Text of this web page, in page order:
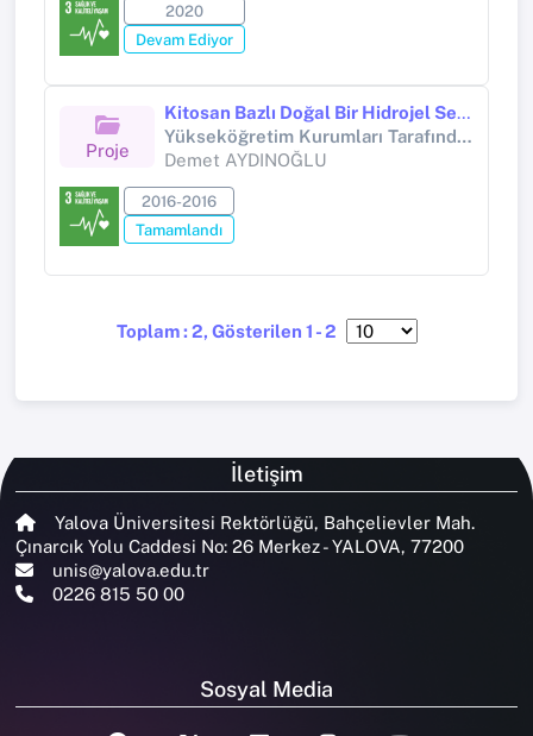
2020
Devam Ediyor
Proje
Kitosan Bazlı Doğal Bir Hidrojel Sentezi ve İlaç Salınımı Uygulamalarında Kullanımı
Yükseköğretim Kurumları Tarafından Destekli Bilimsel Araştırma Projesi (Yükseköğretim Kurumları tarafından destekli bilimsel araştırma projesi)
Demet AYDINOĞLU
2016-2016
Tamamlandı
Toplam : 2, Gösterilen 1 - 2
İletişim
Yalova Üniversitesi Rektörlüğü, Bahçelievler Mah.
Çınarcık Yolu Caddesi No: 26 Merkez - YALOVA, 77200
unis@yalova.edu.tr
0226 815 50 00
Sosyal Media